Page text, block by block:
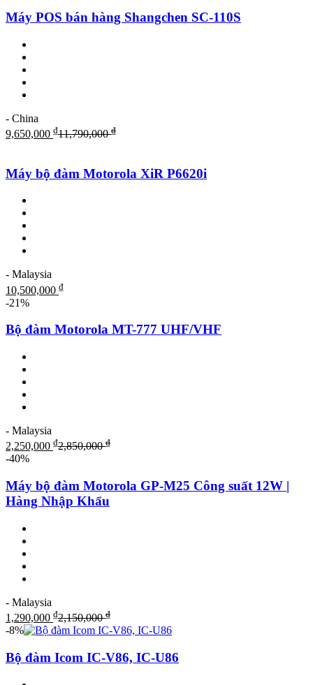
Máy POS bán hàng Shangchen SC-110S
- China
9,650,000 ₫11,790,000₫
Máy bộ đàm Motorola XiR P6620i
- Malaysia
10,500,000 ₫
-21%
Bộ đàm Motorola MT-777 UHF/VHF
- Malaysia
2,250,000 ₫2,850,000₫
-40%
Máy bộ đàm Motorola GP-M25 Công suất 12W |
Hàng Nhập Khẩu
- Malaysia
1,290,000 ₫2,150,000₫
-8%
Bộ đàm Icom IC-V86, IC-U86